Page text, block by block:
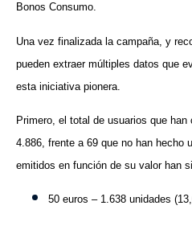
Bonos Consumo.
Una vez finalizada la campaña, y
pueden extraer múltiples datos que
esta iniciativa pionera.
Primero, el total de usuarios que
4.886, frente a 69 que no han hecho
emitidos en función de su valor han
50 euros – 1.638 unidades